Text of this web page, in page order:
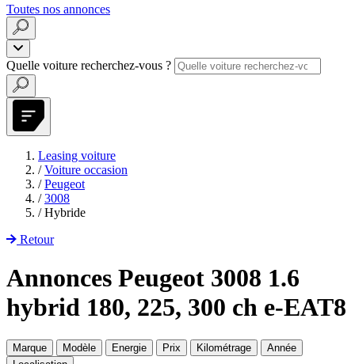
Toutes nos annonces
Quelle voiture recherchez-vous ?
Leasing voiture
/ Voiture occasion
/ Peugeot
/ 3008
/ Hybride
Retour
Annonces Peugeot 3008 1.6
hybrid 180, 225, 300 ch e-EAT8
Marque Modèle Energie Prix Kilométrage
Année